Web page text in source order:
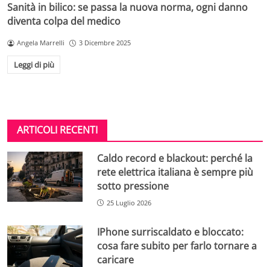
Sanità in bilico: se passa la nuova norma, ogni danno
diventa colpa del medico
Angela Marrelli 3 Dicembre 2025
Leggi di più
ARTICOLI RECENTI
Caldo record e blackout: perché la
rete elettrica italiana è sempre più
sotto pressione
25 Luglio 2026
IPhone surriscaldato e bloccato:
cosa fare subito per farlo tornare a
caricare